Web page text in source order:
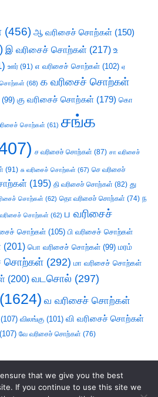
(456) ஆ வரிசைச் சொற்கள் (150)
இ வரிசைச் சொற்கள் (217) உ
ஊர் (91) எ வரிசைச் சொற்கள் (102) ஏ
சொற்கள் (68) க வரிசைச் சொற்கள்
(99) கு வரிசைச் சொற்கள் (179) கொ
சொற்கள் (61) சங்க
ச வரிசைச் சொற்கள் (87) சா வரிசைச்
(91) சு வரிசைச் சொற்கள் (67) செ வரிசைச்
(195) தி வரிசைச் சொற்கள் (82) து
சொற்கள் (62) தொ வரிசைச் சொற்கள் (74) ந
வரிசைச் சொற்கள் (62) ப வரிசைச்
சொற்கள் (105) பி வரிசைச் சொற்கள்
(201) பொ வரிசைச் சொற்கள் (99) மரம்
சொற்கள் (292) மா வரிசைச் சொற்கள்
(200) வடசொல் (297)
(1624) வ வரிசைச் சொற்கள்
(107) விலங்கு (101) வி வரிசைச் சொற்கள்
(107) வே வரிசைச் சொற்கள் (76)
that we give you the best
If you continue to use this site we